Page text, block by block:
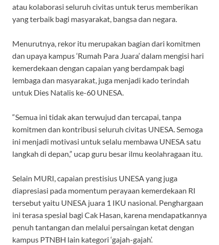
atau kolaborasi seluruh civitas untuk terus memberikan
yang terbaik bagi masyarakat, bangsa dan negara.
Menurutnya, rekor itu merupakan bagian dari komitmen
dan upaya kampus ‘Rumah Para Juara’ dalam mengisi hari
kemerdekaan dengan capaian yang berdampak bagi
lembaga dan masyarakat, juga menjadi kado terindah
untuk Dies Natalis ke-60 UNESA.
“Semua ini tidak akan terwujud dan tercapai, tanpa
komitmen dan kontribusi seluruh civitas UNESA. Semoga
ini menjadi motivasi untuk selalu membawa UNESA satu
langkah di depan,” ucap guru besar ilmu keolahragaan itu.
Selain MURI, capaian prestisius UNESA yang juga
diapresiasi pada momentum perayaan kemerdekaan RI
tersebut yaitu UNESA juara 1 IKU nasional. Penghargaan
ini terasa spesial bagi Cak Hasan, karena mendapatkannya
penuh tantangan dan melalui persaingan ketat dengan
kampus PTNBH lain kategori ‘gajah-gajah’.